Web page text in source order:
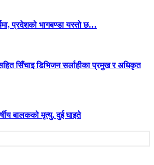
प्रदेशको भागबण्डा यस्तो छ…
सिँचाइ डिभिजन सर्लाहीका प्रमुख र अधिकृत
बालकको मृत्यु, दुई घाइते